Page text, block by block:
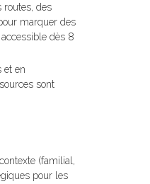
routes, des
marquer des
dès 8
et en
sont
(familial,
pour les